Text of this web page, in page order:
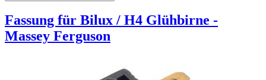
Fassung für Bilux / H4 Glühbirne -
Massey Ferguson